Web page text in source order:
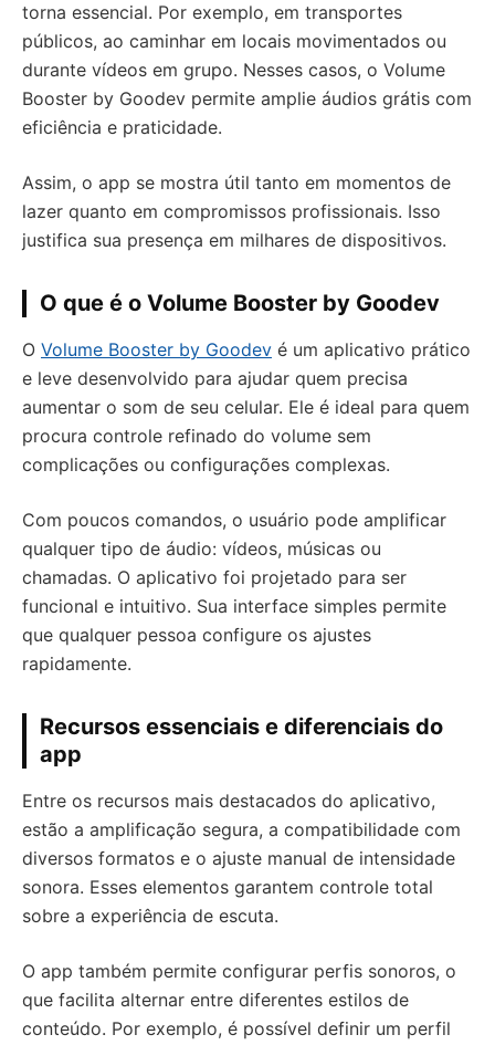
torna essencial. Por exemplo, em transportes
públicos, ao caminhar em locais movimentados ou
durante vídeos em grupo. Nesses casos, o Volume
Booster by Goodev permite amplie áudios grátis com
eficiência e praticidade.
Assim, o app se mostra útil tanto em momentos de
lazer quanto em compromissos profissionais. Isso
justifica sua presença em milhares de dispositivos.
O que é o Volume Booster by Goodev
O Volume Booster by Goodev é um aplicativo prático
e leve desenvolvido para ajudar quem precisa
aumentar o som de seu celular. Ele é ideal para quem
procura controle refinado do volume sem
complicações ou configurações complexas.
Com poucos comandos, o usuário pode amplificar
qualquer tipo de áudio: vídeos, músicas ou
chamadas. O aplicativo foi projetado para ser
funcional e intuitivo. Sua interface simples permite
que qualquer pessoa configure os ajustes
rapidamente.
Recursos essenciais e diferenciais do
app
Entre os recursos mais destacados do aplicativo,
estão a amplificação segura, a compatibilidade com
diversos formatos e o ajuste manual de intensidade
sonora. Esses elementos garantem controle total
sobre a experiência de escuta.
O app também permite configurar perfis sonoros, o
que facilita alternar entre diferentes estilos de
conteúdo. Por exemplo, é possível definir um perfil